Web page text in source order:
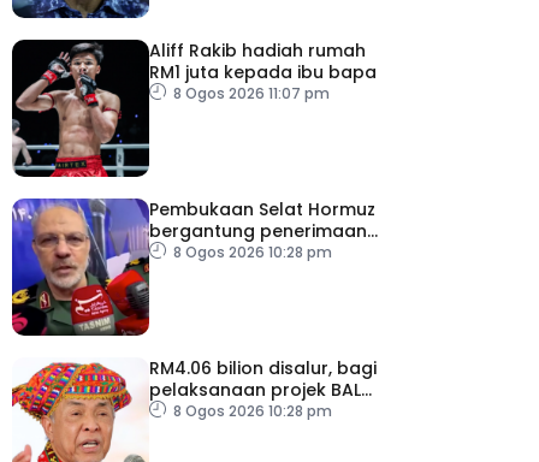
Aliff Rakib hadiah rumah
RM1 juta kepada ibu bapa
8 Ogos 2026 11:07 pm
Pembukaan Selat Hormuz
bergantung penerimaan
AS – IRGC
8 Ogos 2026 10:28 pm
RM4.06 bilion disalur, bagi
pelaksanaan projek BALB
di Sabah
8 Ogos 2026 10:28 pm